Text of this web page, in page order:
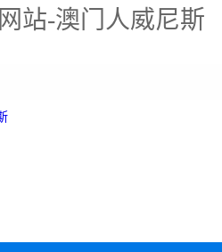
站-澳门人威尼斯